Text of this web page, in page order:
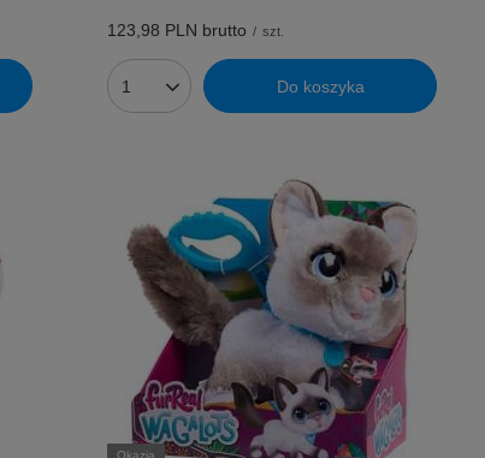
123,98 PLN brutto / szt.
Do koszyka
Okazja